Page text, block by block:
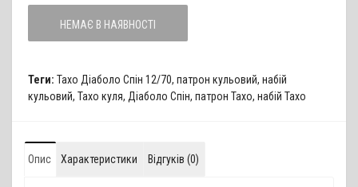
НЕМАЄ В НАЯВНОСТІ
Теги: Тахо Діаболо Спін 12/70, патрон кульовий, набій
кульовий, Тахо куля, Діаболо Спін, патрон Тахо, набій Тахо
Опис Характеристики Відгуків (0)